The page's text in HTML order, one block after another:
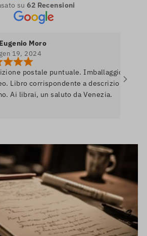
su 62 Recensioni
Moro
19, 2024
postale puntuale. Imballaggio
Libro corrispondente a descrizione.
Ai librai, un saluto da Venezia.